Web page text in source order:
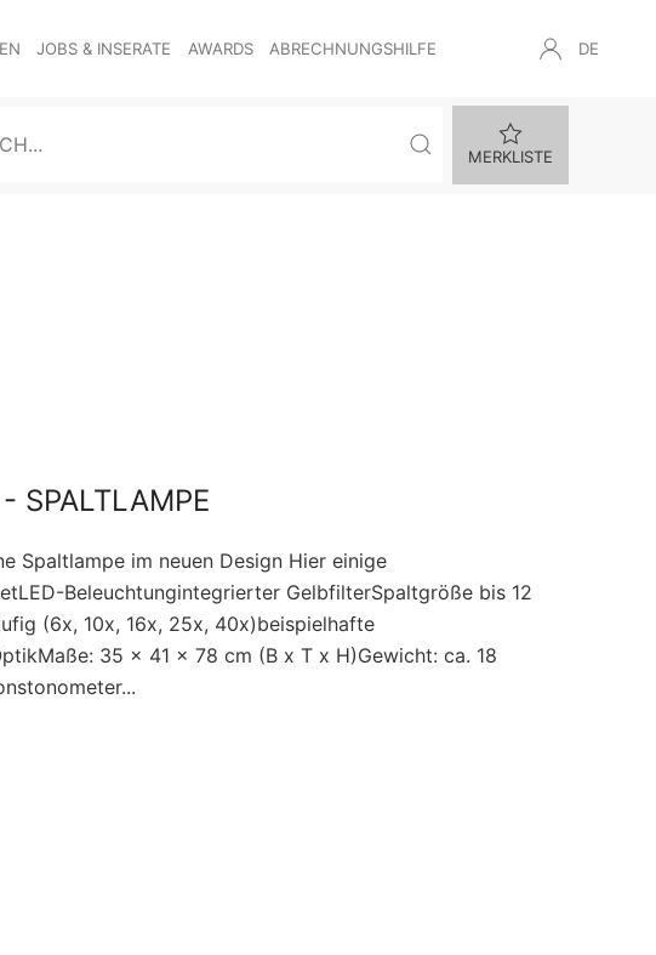
JOBS & INSERATE AWARDS ABRECHNUNGSHILFE DE
MERKLISTE
SPALTLAMPE
Spaltlampe im neuen Design Hier einige
Beleuchtungintegrierter GelbfilterSpaltgröße bis 12
(6x, 10x, 16x, 25x, 40x)beispielhafte
35 x 41 x 78 cm (B x T x H)Gewicht: ca. 18